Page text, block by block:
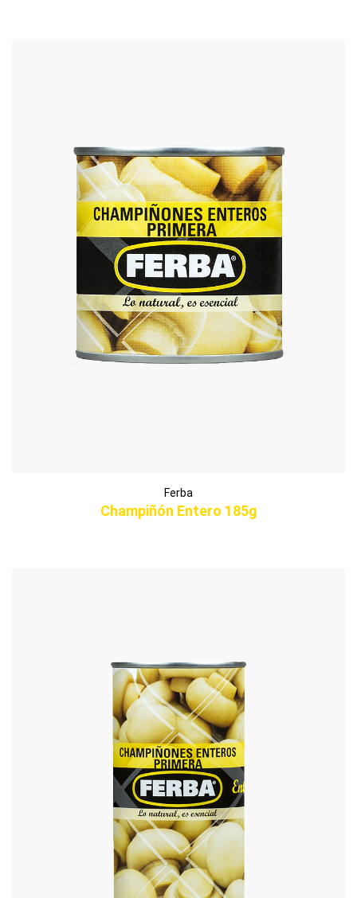
Ferba
Champiñón Entero 185g